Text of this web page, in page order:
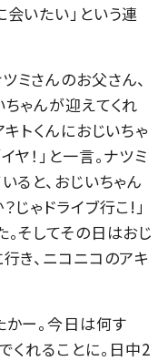
会いたい」という連
ミさんのお父さん、
ちゃんが迎えてくれ
キトくんにおじいちゃ
ヤ！」と一言。ナツミ
ると、おじいちゃん
じゃドライブ行こ!」
。そしてその日はおじ
き、ニコニコのアキ
かー。今日は何す
くれることに。日中2